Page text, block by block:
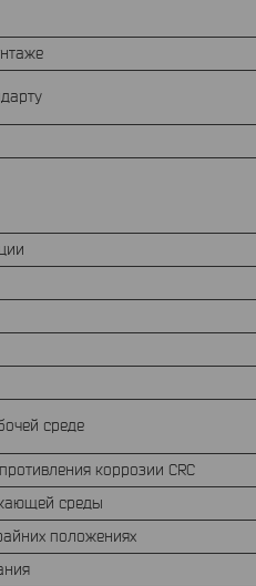
среде
коррозии CRC
среды
положениях